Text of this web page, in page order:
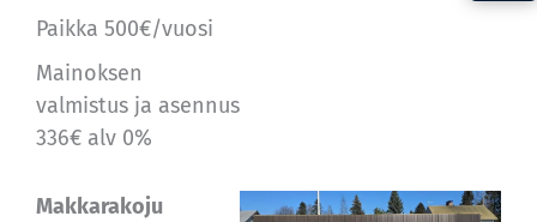
Paikka 500€/vuosi
Mainoksen
valmistus ja asennus
336€ alv 0%
Makkarakoju